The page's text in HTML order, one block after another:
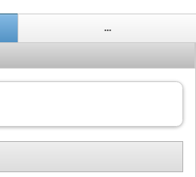
...